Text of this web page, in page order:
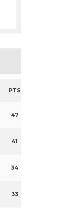
PTS
47
41
34
33